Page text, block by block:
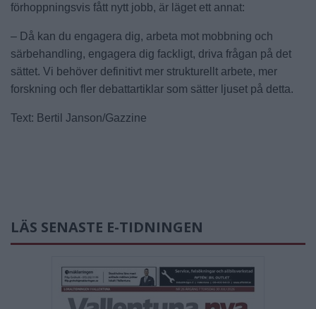
förhoppningsvis fått nytt jobb, är läget ett annat:
– Då kan du engagera dig, arbeta mot mobbning och
särbehandling, engagera dig fackligt, driva frågan på det
sättet. Vi behöver definitivt mer strukturellt arbete, mer
forskning och fler debattartiklar som sätter ljuset på detta.
Text: Bertil Janson/Gazzine
LÄS SENASTE E-TIDNINGEN